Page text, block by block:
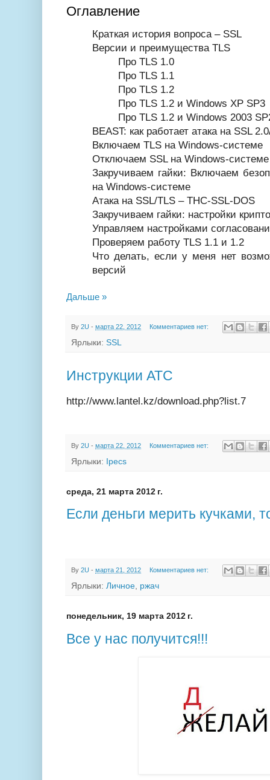
Оглавление
Краткая история вопроса – SSL
Версии и преимущества TLS
Про TLS 1.0
Про TLS 1.1
Про TLS 1.2
Про TLS 1.2 и Windows XP SP3
Про TLS 1.2 и Windows 2003
BEAST: как работает атака на SSL
Включаем TLS на Windows-системе
Отключаем SSL на Windows-системе
Закручиваем гайки: Включаем
на Windows-системе
Атака на SSL/TLS – THC-SSL-DOS
Закручиваем гайки: настройки
Управляем настройками
Проверяем работу TLS 1.1 и 1.2
Что делать, если у меня нет
версий
Дальше »
By 2U - марта 22, 2012 Комментариев нет:
Ярлыки: SSL
Инструкции АТС
http://www.lantel.kz/download.php?list.7
By 2U - марта 22, 2012 Комментариев нет:
Ярлыки: Ipecs
среда, 21 марта 2012 г.
Если деньги мерить кучками,
By 2U - марта 21, 2012 Комментариев нет:
Ярлыки: Личное, ржач
понедельник, 19 марта 2012 г.
Все у нас получится!!!